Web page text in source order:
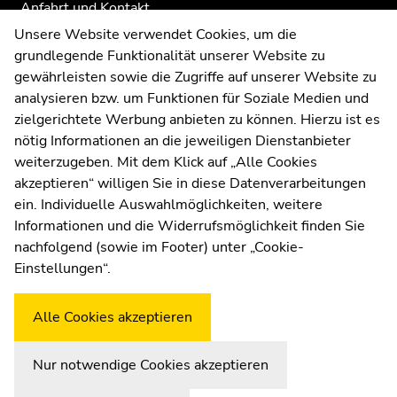
2026
Montag,
11.
Mai
2026
Dienstag,
12.
Mai
2026
Mittwoch,
13.
Mai
2026
Freitag,
15.
Mai
Seitenbereiche
Anfahrt und Kontakt
Kommunikation und Öffentlichkeitsarbeit
Moodle
UNIGRAZonline
Impressum
Datenschutzerklärung
Cookie-Einstellungen
Barrierefreiheitserklärung
WetterstationUni Graz
Unsere Website verwendet Cookies, um die
grundlegende Funktionalität unserer Website zu
gewährleisten sowie die Zugriffe auf unserer Website zu
analysieren bzw. um Funktionen für Soziale Medien und
zielgerichtete Werbung anbieten zu können. Hierzu ist es
nötig Informationen an die jeweiligen Dienstanbieter
weiterzugeben. Mit dem Klick auf „Alle Cookies
akzeptieren“ willigen Sie in diese Datenverarbeitungen
ein. Individuelle Auswahlmöglichkeiten, weitere
Informationen und die Widerrufsmöglichkeit finden Sie
nachfolgend (sowie im Footer) unter „Cookie-
Einstellungen“.
Alle Cookies akzeptieren
Nur notwendige Cookies akzeptieren